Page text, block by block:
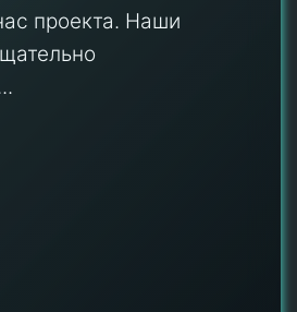
проекта. Наши